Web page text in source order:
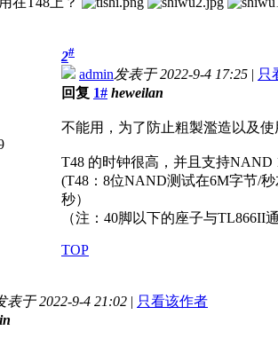
2#
admin发表于 2022-9-4 17:25 | 只
回复 1# heweilan
不能用，为了防止粗製濫造以及
T48 的时钟很高，并且支持
(T48：8位NAND测试在6M字节/
秒）
（注：40脚以下的座子与TL866II
TOP
表于 2022-9-4 21:02 | 只看该作者